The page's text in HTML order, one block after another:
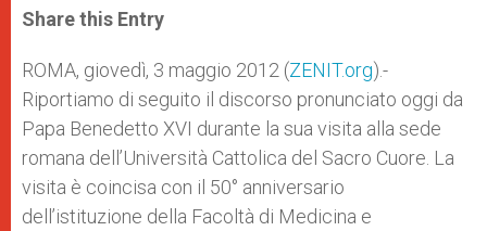
t
s
p
p
s
e
g
e
r
e
b
o
k
r
Share this Entry
ROMA, giovedì, 3 maggio 2012 (ZENIT.org).-
Riportiamo di seguito il discorso pronunciato oggi da
Papa Benedetto XVI durante la sua visita alla sede
romana dell’Università Cattolica del Sacro Cuore. La
visita è coincisa con il 50° anniversario
dell’istituzione della Facoltà di Medicina e